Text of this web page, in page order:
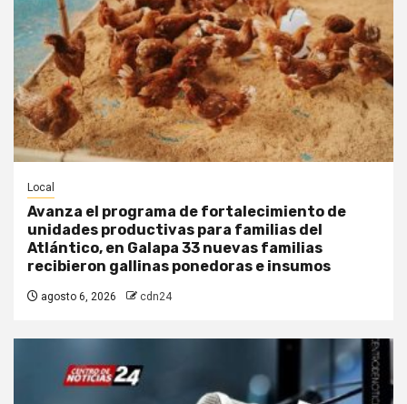
Local
Avanza el programa de fortalecimiento de
unidades productivas para familias del
Atlántico, en Galapa 33 nuevas familias
recibieron gallinas ponedoras e insumos
agosto 6, 2026 cdn24